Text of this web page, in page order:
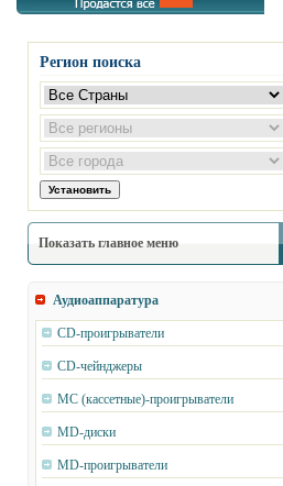
Регион поиска
Показать главное меню
Аудиоаппаратура
CD-проигрыватели
CD-чейнджеры
MC (кассетные)-проигрыватели
MD-диски
MD-проигрыватели